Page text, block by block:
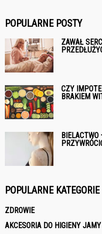
POPULARNE POSTY
ZAWAŁ
CZY
BRAKIEM
POPULARNE KATEGORIE
ZDROWIE
AKCESORIA DO HIGIENY